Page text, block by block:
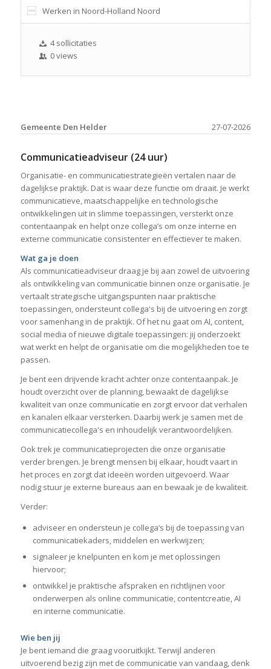
Werken in Noord-Holland Noord
4 sollicitaties
0 views
27-07-2026
Gemeente Den Helder
Communicatieadviseur (24 uur)
Organisatie- en communicatiestrategieën vertalen naar de
dagelijkse praktijk. Dat is waar deze functie om draait. Je werkt
communicatieve, maatschappelijke en technologische
ontwikkelingen uit in slimme toepassingen, versterkt onze
contentaanpak en helpt onze collega’s om onze interne en
externe communicatie consistenter en effectiever te maken.
Wat ga je doen
Als communicatieadviseur draag je bij aan zowel de uitvoering
als ontwikkeling van communicatie binnen onze organisatie. Je
vertaalt strategische uitgangspunten naar praktische
toepassingen, ondersteunt collega's bij de uitvoering en zorgt
voor samenhang in de praktijk. Of het nu gaat om AI, content,
social media of nieuwe digitale toepassingen: jij onderzoekt
wat werkt en helpt de organisatie om die mogelijkheden toe te
passen.
Je bent een drijvende kracht achter onze contentaanpak. Je
houdt overzicht over de planning, bewaakt de dagelijkse
kwaliteit van onze communicatie en zorgt ervoor dat verhalen
en kanalen elkaar versterken. Daarbij werk je samen met de
communicatiecollega's en inhoudelijk verantwoordelijken.
Ook trek je communicatieprojecten die onze organisatie
verder brengen. Je brengt mensen bij elkaar, houdt vaart in
het proces en zorgt dat ideeën worden uitgevoerd. Waar
nodig stuur je externe bureaus aan en bewaak je de kwaliteit.
Verder:
adviseer en ondersteun je collega’s bij de toepassing van
communicatiekaders, middelen en werkwijzen;
signaleer je knelpunten en kom je met oplossingen
hiervoor;
ontwikkel je praktische afspraken en richtlijnen voor
onderwerpen als online communicatie, contentcreatie, AI
en interne communicatie.
Wie ben jij
Je bent iemand die graag vooruitkijkt. Terwijl anderen
uitvoerend bezig zijn met de communicatie van vandaag, denk